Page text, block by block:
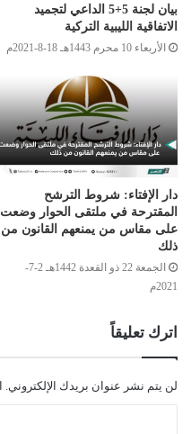
بيان لجنة 5+5 الداعي لتجميد
الاتفاقية الليبية التركية
الأربعاء 10 محرم 1443هـ 18-8-2021م
دار الإفتاء: شروط الترشح
المقترحة في ملتقى الحوار وضعت
على مقاس من يمنعهم القانون من
ذلك
الجمعة 22 ذو القعدة 1442هـ 2-7-
2021م
اترك تعليقاً
لن يتم نشر عنوان بريدك الإلكتروني.